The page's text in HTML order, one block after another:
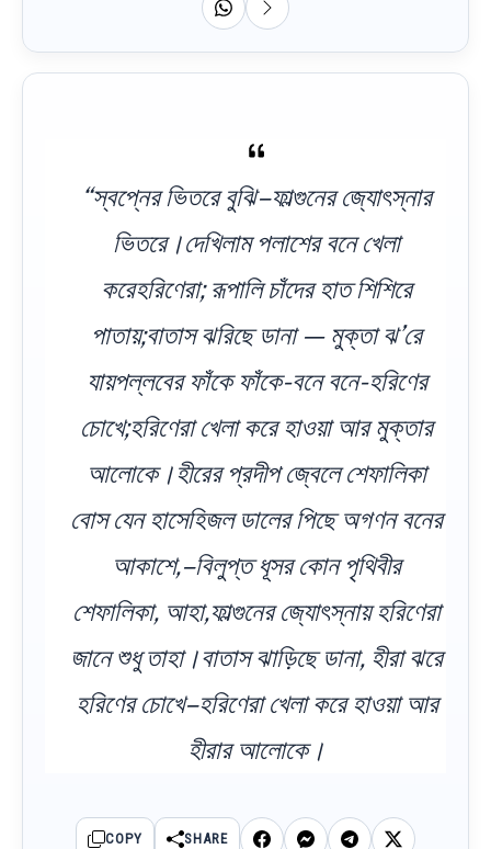
“স্বপ্নের ভিতরে বুঝি–ফাল্গুনের জ্যোৎস্নার
ভিতরে।দেখিলাম পলাশের বনে খেলা
করেহরিণেরা; রূপালি চাঁদের হাত শিশিরে
পাতায়;বাতাস ঝরিছে ডানা — মুক্তা ঝ’রে
যায়পল্লবের ফাঁকে ফাঁকে-বনে বনে-হরিণের
চোখে;হরিণেরা খেলা করে হাওয়া আর মুক্তার
আলোকে।হীরের প্রদীপ জ্বেলে শেফালিকা
বোস যেন হাসেহিজল ডালের পিছে অগণন বনের
আকাশে,–বিলুপ্ত ধূসর কোন পৃথিবীর
শেফালিকা, আহা,ফাল্গুনের জ্যোৎস্নায় হরিণেরা
জানে শুধু তাহা।বাতাস ঝাড়িছে ডানা, হীরা ঝরে
হরিণের চোখে–হরিণেরা খেলা করে হাওয়া আর
হীরার আলোকে।
COPY SHARE